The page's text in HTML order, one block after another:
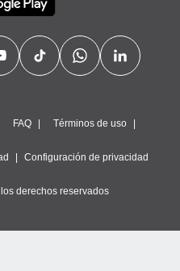
FAQ Términos de uso
Configuración de privacidad
derechos reservados